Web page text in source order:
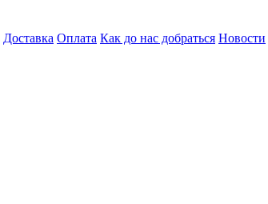
Доставка Оплата Как до нас добраться Новости